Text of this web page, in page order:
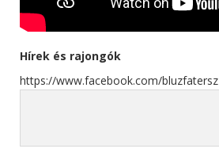
Hírek és rajongók
https://www.facebook.com/bluzfatersz